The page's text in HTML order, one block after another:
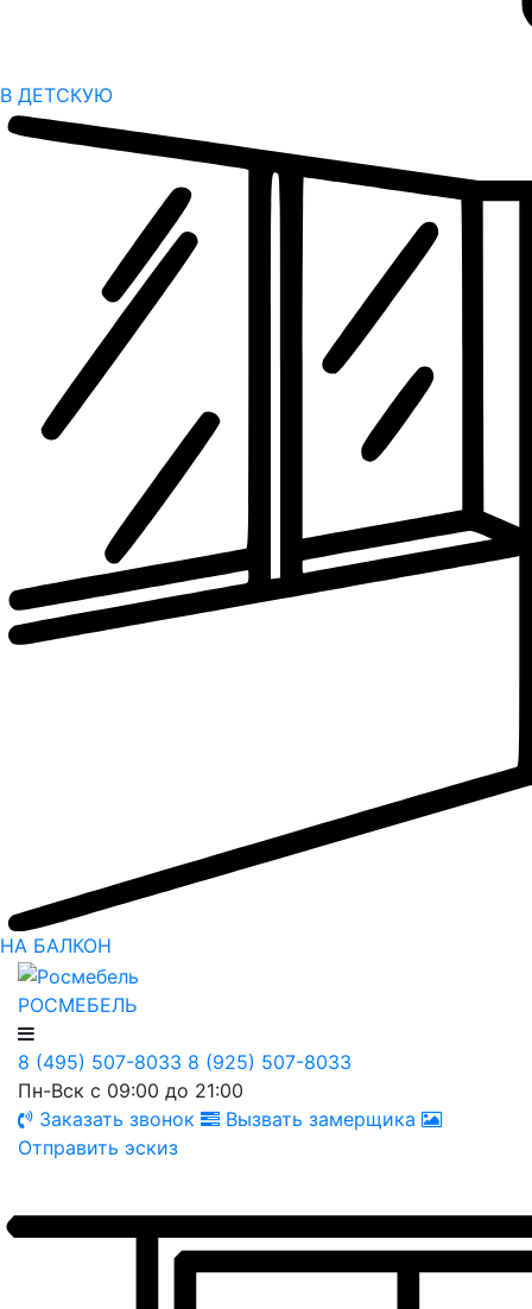
В ДЕТСКУЮ
НА БАЛКОН
РОСМЕБЕЛЬ
8 (495) 507-8033 8 (925) 507-8033
Пн-Вск с 09:00 до 21:00
Заказать звонок
Вызвать замерщика
Отправить эскиз